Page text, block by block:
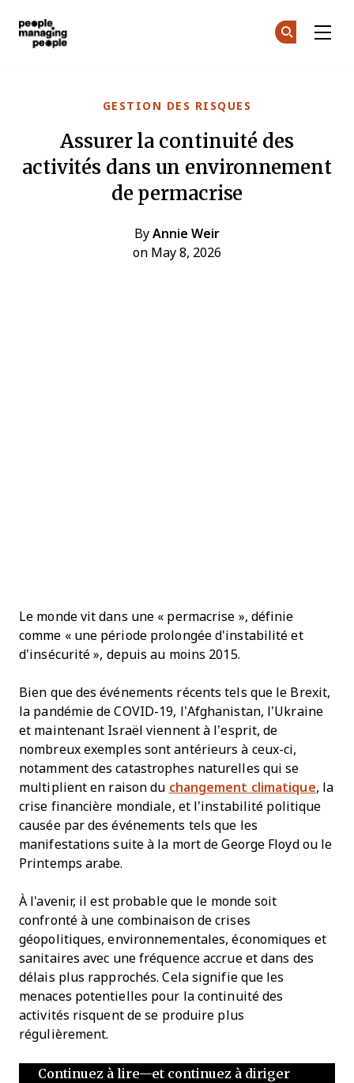
GESTION DES RISQUES
Assurer la continuité des
activités dans un environnement
de permacrise
By Annie Weir
on May 8, 2026
Le monde vit dans une « permacrise », définie
comme « une période prolongée d'instabilité et
d'insécurité », depuis au moins 2015.
Bien que des événements récents tels que le Brexit,
la pandémie de COVID-19, l’Afghanistan, l’Ukraine
et maintenant Israël viennent à l’esprit, de
nombreux exemples sont antérieurs à ceux-ci,
notamment des catastrophes naturelles qui se
multiplient en raison du changement climatique, la
crise financière mondiale, et l’instabilité politique
causée par des événements tels que les
manifestations suite à la mort de George Floyd ou le
Printemps arabe.
À l'avenir, il est probable que le monde soit
confronté à une combinaison de crises
géopolitiques, environnementales, économiques et
sanitaires avec une fréquence accrue et dans des
délais plus rapprochés. Cela signifie que les
menaces potentielles pour la continuité des
activités risquent de se produire plus
régulièrement.
Continuez à lire—et continuez à diriger